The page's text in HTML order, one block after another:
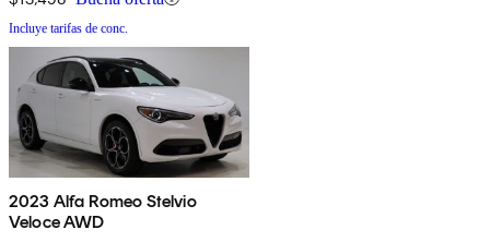
Incluye tarifas de conc.
2023 Alfa Romeo Stelvio
Veloce AWD